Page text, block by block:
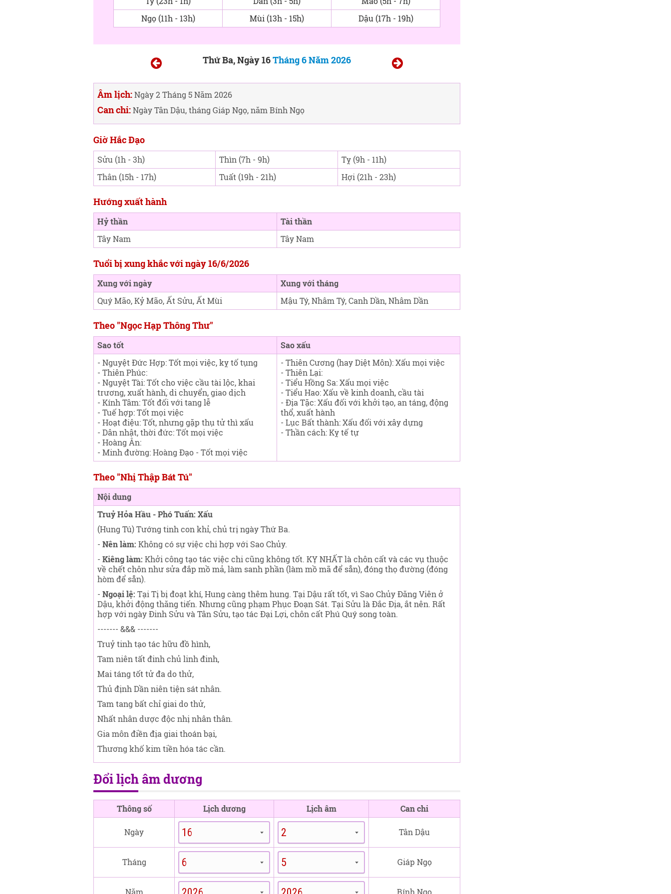
Ngọ (11h - 13h)
Mùi (13h - 15h) Dậu (17h - 19h)
Thứ Ba, Ngày 16Tháng 6 Năm 2026
Âm lịch:Ngày 2 Tháng 5 Năm 2026
Can chi:Ngày Tân Dậu, tháng Giáp Ngọ, năm Bính Ngọ
Giờ Hắc Đạo
Sửu (1h - 3h) Thìn (7h - 9h)
Tỵ (9h - 11h)
Thân (15h - 17h)
Tuất (19h - 21h) Hợi (21h - 23h)
Hướng xuất hành
Hỷ thần
Tài thần
Tây Nam
Tây Nam
Tuổi bị xung khắc với ngày 16/6/2026
Xung với ngày
Xung với tháng
Quý Mão, Kỷ Mão, Ất Sửu, Ất Mùi
Mậu Tý, Nhâm Tý, Canh Dần, Nhâm Dần
Theo "Ngọc Hạp Thông Thư"
Sao tốt
Sao xấu
- Nguyệt Đức Hợp: Tốt mọi việc, kỵ tố tụng
- Thiên Phúc:
- Nguyệt Tài: Tốt cho việc cầu tài lộc, khai
trương, xuất hành, di chuyển, giao dịch
- Kính Tâm: Tốt đối với tang lễ
- Tuế hợp: Tốt mọi việc
- Hoạt điệu: Tốt, nhưng gặp thụ tử thì xấu
- Dân nhật, thời đức: Tốt mọi việc
- Hoàng Ân:
- Minh đường: Hoàng Đạo - Tốt mọi việc
- Thiên Cương (hay Diệt Môn): Xấu mọi việc
- Thiên Lại:
- Tiểu Hồng Sa: Xấu mọi việc
- Tiểu Hao: Xấu về kinh doanh, cầu tài
- Địa Tặc: Xấu đối với khởi tạo, an táng, động
thổ, xuất hành
- Lục Bất thành: Xấu đối với xây dựng
- Thần cách: Kỵ tế tự
Theo "Nhị Thập Bát Tú"
Nội dung
Truỷ Hỏa Hầu - Phó Tuấn: Xấu
(Hung Tú) Tướng tinh con khỉ, chủ trị ngày Thứ Ba.
- Nên làm: Không có sự việc chi hợp với Sao Chủy.
- Kiêng làm: Khởi công tạo tác việc chi cũng không tốt. KỴ NHẤT là chôn cất và các vụ thuộc
về chết chôn như sửa đắp mồ mả, làm sanh phần (làm mồ mã để sẵn), đóng thọ đường (đóng
hòm để sẵn).
- Ngoại lệ: Tại Tị bị đoạt khí, Hung càng thêm hung. Tại Dậu rất tốt, vì Sao Chủy Đăng Viên ở
Dậu, khởi động thăng tiến. Nhưng cũng phạm Phục Đoạn Sát. Tại Sửu là Đắc Địa, ắt nên. Rất
hợp với ngày Đinh Sửu và Tân Sửu, tạo tác Đại Lợi, chôn cất Phú Quý song toàn.
------- &&& -------
Truỷ tinh tạo tác hữu đồ hình,
Tam niên tất đinh chủ linh đinh,
Mai táng tốt tử đa do thử,
Thủ định Dần niên tiện sát nhân.
Tam tang bất chỉ giai do thử,
Nhất nhân dược độc nhị nhân thân.
Gia môn điền địa giai thoán bại,
Thương khố kim tiền hóa tác cần.
Đổi lịch âm dương
Thông số Lịch dương Lịch âm Can chi
Ngày Tân Dậu
Tháng Giáp Ngọ
Năm Bính Ngọ